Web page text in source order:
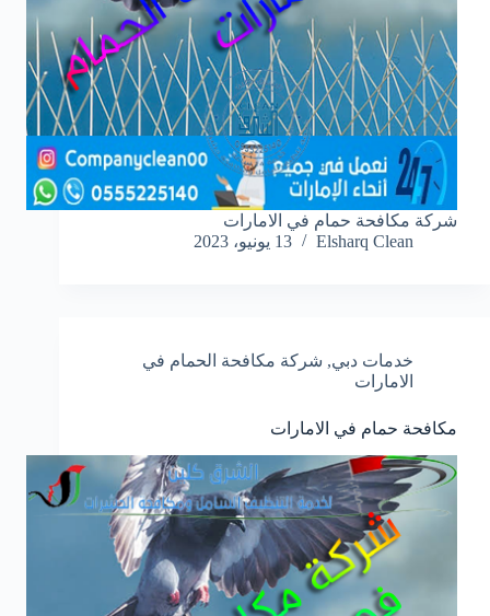
شركة مكافحة حمام في الامارات
Elsharq Clean
13 يونيو، 2023
خدمات دبي, شركة مكافحة الحمام في
الامارات
مكافحة حمام في الامارات